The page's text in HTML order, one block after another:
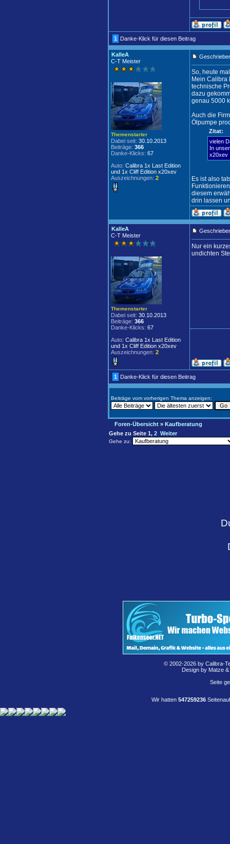
1 Danke-Klick für diesen Beitrag
KalleA
C-T Meister
Themenstarter
Dabei seit: 30.10.2013
Beiträge: 366
Danke-Klicks: 67
Auto: Calibra 1x Last Edition
und 1x Cliff Edition x20xev
Auszeichnungen: 2
So, heute
Mein Calibra
technische
dazu
genau 5000
Auch die
Ölpumpe
Zitat:
vielen
In
x20xev
Es ist also
diesem
drin lassen
KalleA
C-T Meister
Themenstarter
Dabei seit: 30.10.2013
Beiträge: 366
Danke-Klicks: 67
Auto: Calibra 1x Last Edition
und 1x Cliff Edition x20xev
Auszeichnungen: 2
Nur ein
undichten
1 Danke-Klick für diesen Beitrag
Beiträge vom vorherigen Thema anzeigen:
Foren-Übersicht » Kaufberatung
Gehe zu Seite 1, 2 Weiter
Gehe zu:
© 2002-2026 by Calibra-
Design by Matze
Seite
Wir hatten 547259236